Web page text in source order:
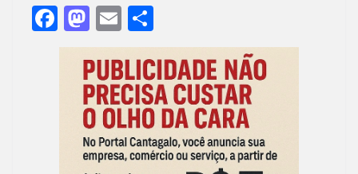
F
ac
M
as
to
d
o
n
E
m
ai
l
h
ar
e